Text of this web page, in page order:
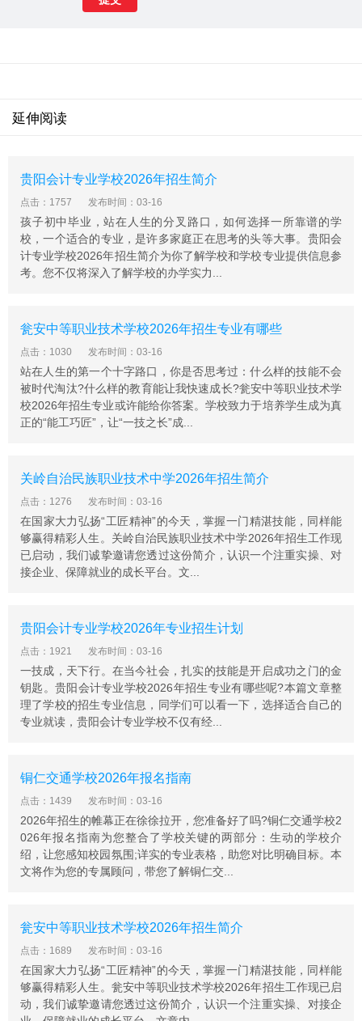
2、我院录取原则：遵循“公平、公正、公开”的原则，对进
3、我院执行国家加分或降分政策，考生依照各省、直辖
市、自治区有关加分与降分政策投档录取。
建校日期：1986
院校类型：
中专学校
学校地址：独山县百泉镇独山大学城(西校区)
始建于1986年，原名为独山县民族职业技术学校。是独山
县唯一一所公办中等职业学校。学校原分为教学总部和实
分两部分，不便于管理和发展，为此，为了适应独山县职
城东区，规划用地规模312亩，办学总规模6000人，总建
筑面积约10.68万平方米，总投资2.3亿元，2013年9月完
成一期工程，9月21日学校整体搬迁。
招生就业指导办公室、学生资助办公室、实训处、工会、
团委、保卫组等机构，并制定了相关管理制度。
独山中等职业学校师资
目前学校教职工总数实有112人(高级职称12人，中级职称
29人)，其中外聘教师35人。在册学生数为1827人;电视大
57人，在册学生数6000人，每年培训2000人，成人教育
(电视大学)300人以上。
延伸阅读
贵阳会计专业学校2026年招生简介
点击：1757 发布时间：03-16
孩子初中毕业，站在人生的分叉路口，如何选择一所靠谱的学
校，一个适合的专业，是许多家庭正在思考的头等大事。贵阳会
计专业学校2026年招生简介为你了解学校和学校专业提供信息参
考。您不仅将深入了解学校的办学实力...
瓮安中等职业技术学校2026年招生专业有哪些
点击：1030 发布时间：03-16
站在人生的第一个十字路口，你是否思考过：什么样的技能不会
被时代淘汰?什么样的教育能让我快速成长?瓮安中等职业技术学
校2026年招生专业或许能给你答案。学校致力于培养学生成为真
正的“能工巧匠”，让“一技之长”成...
关岭自治民族职业技术中学2026年招生简介
点击：1276 发布时间：03-16
在国家大力弘扬“工匠精神”的今天，掌握一门精湛技能，同样能
够赢得精彩人生。关岭自治民族职业技术中学2026年招生工作现
已启动，我们诚挚邀请您透过这份简介，认识一个注重实操、对
接企业、保障就业的成长平台。文...
贵阳会计专业学校2026年专业招生计划
点击：1921 发布时间：03-16
一技成，天下行。在当今社会，扎实的技能是开启成功之门的金
钥匙。贵阳会计专业学校2026年招生专业有哪些呢?本篇文章整
理了学校的招生专业信息，同学们可以看一下，选择适合自己的
专业就读，贵阳会计专业学校不仅有经...
铜仁交通学校2026年报名指南
点击：1439 发布时间：03-16
2026年招生的帷幕正在徐徐拉开，您准备好了吗?铜仁交通学校2
026年报名指南为您整合了学校关键的两部分：生动的学校介
绍，让您感知校园氛围;详实的专业表格，助您对比明确目标。本
文将作为您的专属顾问，带您了解铜仁交...
瓮安中等职业技术学校2026年招生简介
点击：1689 发布时间：03-16
在国家大力弘扬“工匠精神”的今天，掌握一门精湛技能，同样能
够赢得精彩人生。瓮安中等职业技术学校2026年招生工作现已启
动，我们诚挚邀请您透过这份简介，认识一个注重实操、对接企